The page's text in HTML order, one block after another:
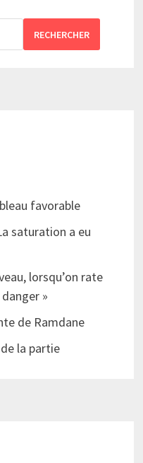
RECHERCHER
favorable
saturation a eu
lorsqu’on rate
»
de Ramdane
la partie